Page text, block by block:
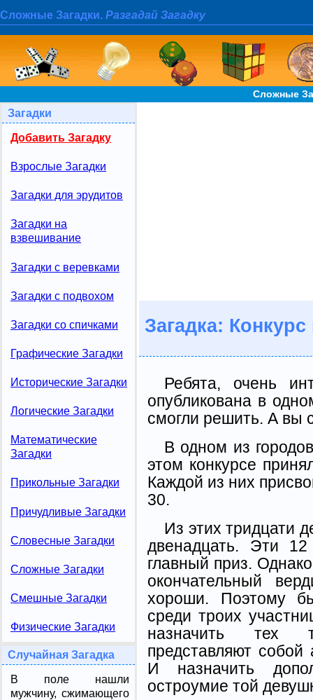
Сложные Загадки. Разгадай Загадку
Сложные
Загадки
Добавить Загадку
Взрослые Загадки
Загадки для эрудитов
Загадки на
взвешивание
Загадки с веревками
Загадки с подвохом
Загадки со спичками
Графические Загадки
Исторические Загадки
Логические Загадки
Математические
Загадки
Прикольные Загадки
Причудливые Загадки
Словесные Загадки
Сложные Загадки
Смешные Загадки
Физические Загадки
Случайная Загадка
В поле нашли
мужчину, сжимающего
Загадка:
Ребята, очень
опубликована в
смогли решить. А вы
В одном из
этом конкурсе
Каждой из них
30.
Из этих тридцати
двенадцать. Эти
главный приз.
окончательный
хороши. Поэтому
среди троих
назначить тех
представляют
И назначить
остроумие той